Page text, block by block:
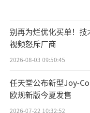
别再为烂优化买单！
视频怒斥厂商
2026-08-03 09:50:45
任天堂公布新型Joy-
欧规新版今夏发售
2026-07-22 10:32:52